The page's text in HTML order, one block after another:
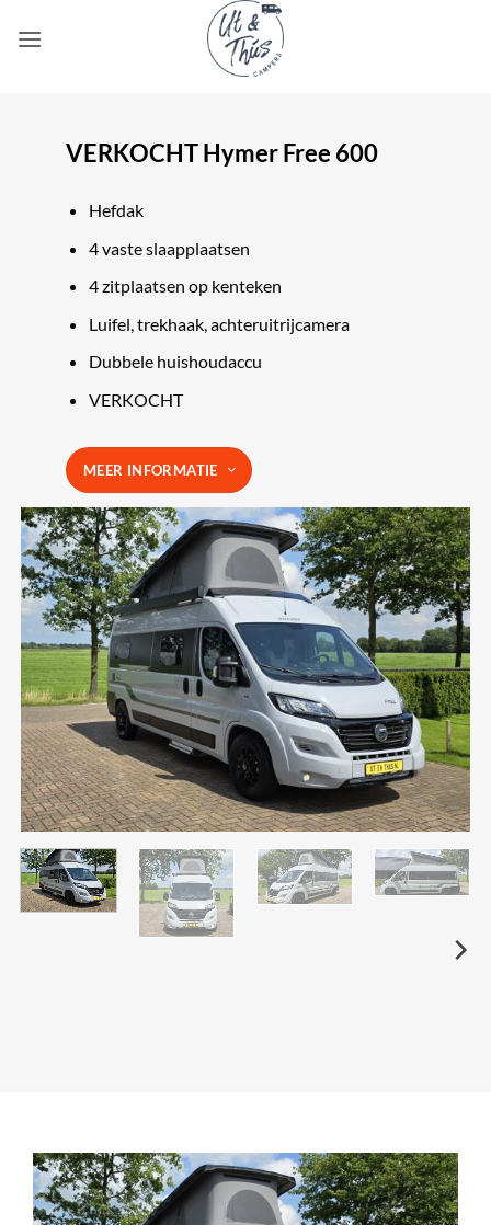
naar
VERKOCHT Hymer Free 600
Hefdak
4 vaste slaapplaatsen
4 zitplaatsen op kenteken
Luifel, trekhaak, achteruitrijcamera
Dubbele huishoudaccu
VERKOCHT
MEER INFORMATIE